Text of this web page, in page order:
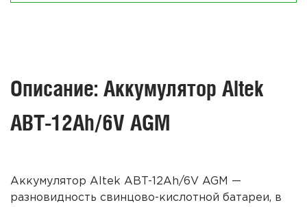
Описание: Аккумулятор Altek
ABT-12Ah/6V AGM
Аккумулятор Altek ABT-12Ah/6V AGM —
разновидность свинцово-кислотной батареи, в